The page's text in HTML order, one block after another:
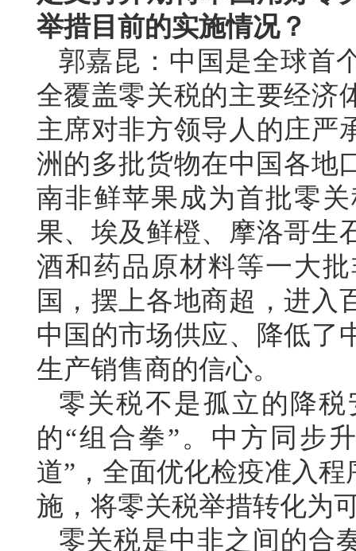
举措目前的实施情况？
郭嘉昆：中国是全球首
全覆盖零关税的主要经济
主席对非方领导人的庄严
洲的多批货物在中国各地
南非鲜苹果成为首批零
果、埃及鲜橙、摩洛哥生
酒和药品原材料等一大
国，摆上各地商超，进入
中国的市场供应、降低了
生产销售商的信心。
零关税不是孤立的降
的“组合拳”。中方同步
道”，全面优化检疫准入
施，将零关税举措转化为
零关税是中非之间的合